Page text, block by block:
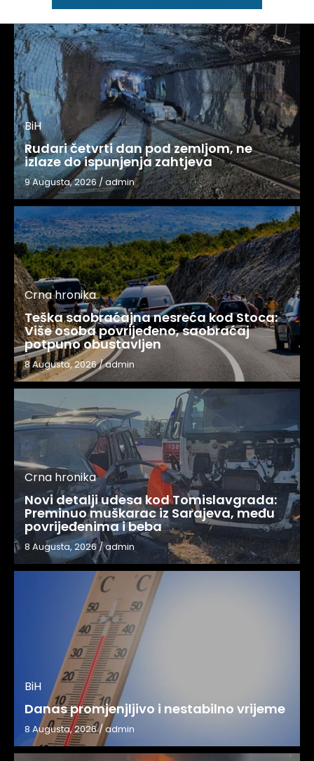
BiH
Rudari četvrti dan pod zemljom, ne
izlaze do ispunjenja zahtjeva
9 Augusta, 2026 / admin
Crna hronika
Teška saobraćajna nesreća kod Stoca:
Više osoba povrijeđeno, saobraćaj
potpuno obustavljen
8 Augusta, 2026/admin
Crna hronika
Novi detalji udesa kod Tomislavgrada:
Preminuo muškarac iz Sarajeva, među
povrijeđenima i beba
8 Augusta, 2026/admin
BiH
Danas promjenjljivo i nestabilno vrijeme
8 Augusta, 2026/admin